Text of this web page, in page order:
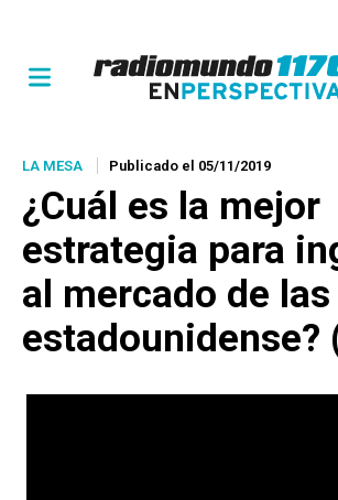
LA MESA Publicado el 05/11/2019
¿Cuál es la mejor
estrategia para
al mercado de las
estadounidense?